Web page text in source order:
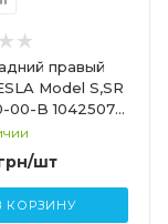
правый
Model S,SR
00-B 1042507-
00-A
00-A
/шт
КОРЗИНУ